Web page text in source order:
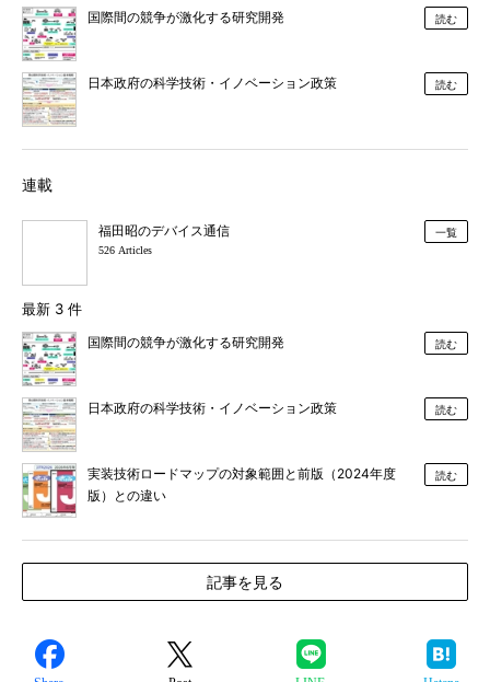
国際間の競争が激化する研究開発 読む
日本政府の科学技術・イノベーション政策 読む
連載
福田昭のデバイス通信
526 Articles
一覧
最新 3 件
国際間の競争が激化する研究開発 読む
日本政府の科学技術・イノベーション政策 読む
実装技術ロードマップの対象範囲と前版（2024年度
版）との違い
読む
記事を見る